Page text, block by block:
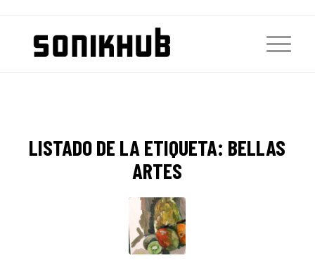
LISTADO DE LA ETIQUETA: BELLAS
ARTES